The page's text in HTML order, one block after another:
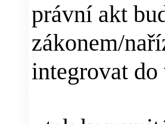
právní akt
zákonem/
integrovat